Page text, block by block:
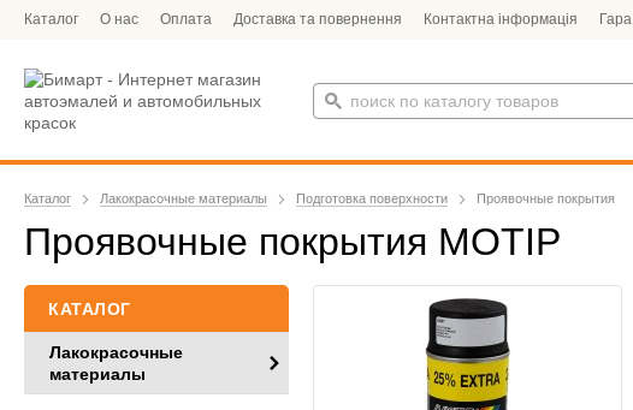
Каталог О нас Оплата Доставка та повернення Контактна інформація Гарантія
Каталог Лакокрасочные материалы Подготовка поверхности Проявочные покрытия
Проявочные покрытия MOTIP
КАТАЛОГ
Лакокрасочные
материалы